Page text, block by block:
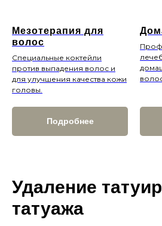
Мезотерапия для
волос
Специальные коктейли
против выпадения волос и
для улучшения качества кожи
головы.
Подробнее
Удаление
татуажа